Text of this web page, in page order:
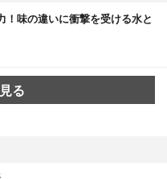
！味の違いに衝撃を受ける水と
る